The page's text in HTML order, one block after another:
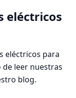
eléctricos
eléctricos para
leer nuestras
blog.